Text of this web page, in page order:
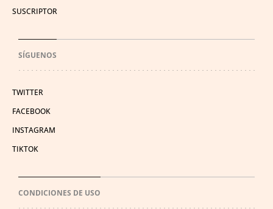
SUSCRIPTOR
SÍGUENOS
TWITTER
FACEBOOK
INSTAGRAM
TIKTOK
CONDICIONES DE USO